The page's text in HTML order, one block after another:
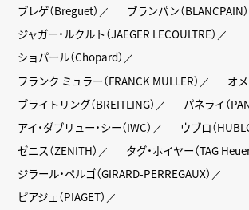
ブレゲ（Breguet）
ブランパン（BLANCPAIN）
ジャガー・ルクルト（JAEGER LECOULTRE）
ショパール（Chopard）
フランク ミュラー（FRANCK MULLER）
オメ
ブライトリング（BREITLING）
パネライ（
アイ・ダブリュー・シー（IWC）
ウブロ（
ゼニス（ZENITH）
タグ・ホイヤー（TAG Heuer
ジラール・ペルゴ（GIRARD-PERREGAUX）
ピアジェ（PIAGET）